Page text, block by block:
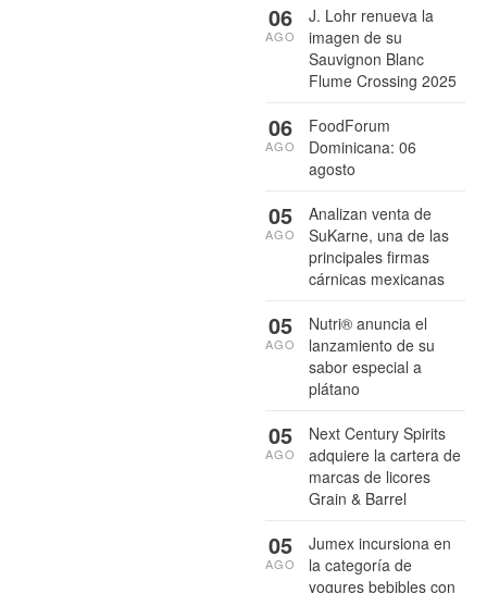
J. Lohr renueva la
imagen de su
Sauvignon Blanc
Flume Crossing 2025
06
AGO
FoodForum
Dominicana: 06
agosto
06
AGO
Analizan venta de
SuKarne, una de las
principales firmas
cárnicas mexicanas
05
AGO
Nutri® anuncia el
lanzamiento de su
sabor especial a
plátano
05
AGO
Next Century Spirits
adquiere la cartera de
marcas de licores
Grain & Barrel
05
AGO
Jumex incursiona en
la categoría de
yogures bebibles con
05
AGO